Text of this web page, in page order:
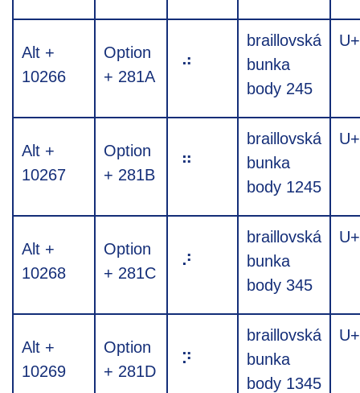
Alt +
10266
Option
+ 281A
⠚
braillovská
bunka
body 245
Alt +
10267
Option
+ 281B
⠛
braillovská
bunka
body 1245
Alt +
10268
Option
+ 281C
⠜
braillovská
bunka
body 345
Alt +
10269
Option
+ 281D
⠝
braillovská
bunka
body 1345